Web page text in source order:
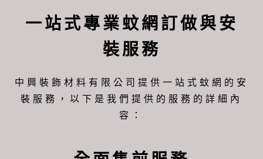
一站式專業蚊網訂做與安
裝服務
中興裝飾材料有限公司提供一站式蚊網的安
裝服務，以下是我們提供的服務的詳細內
容：​